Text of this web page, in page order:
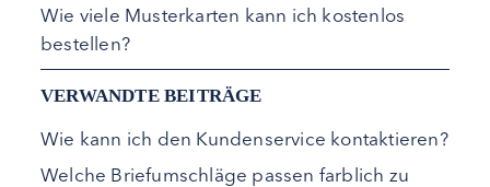
Wie viele Musterkarten kann ich kostenlos
bestellen?
VERWANDTE BEITRÄGE
Wie kann ich den Kundenservice kontaktieren?
Welche Briefumschläge passen farblich zu